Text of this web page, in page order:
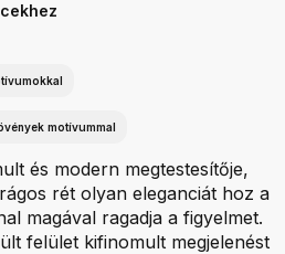
motívummal
és modern megtestesítője,
rét olyan eleganciát hoz a
magával ragadja a figyelmet.
felület kifinomult megjelenést